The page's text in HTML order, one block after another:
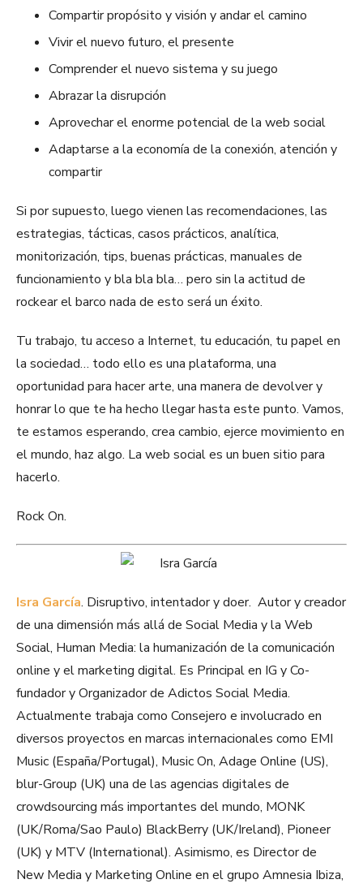
Compartir propósito y visión y andar el camino
Vivir el nuevo futuro, el presente
Comprender el nuevo sistema y su juego
Abrazar la disrupción
Aprovechar el enorme potencial de la web social
Adaptarse a la economía de la conexión, atención y
compartir
Si por supuesto, luego vienen las recomendaciones, las
estrategias, tácticas, casos prácticos, analítica,
monitorización, tips, buenas prácticas, manuales de
funcionamiento y bla bla bla… pero sin la actitud de
rockear el barco nada de esto será un éxito.
Tu trabajo, tu acceso a Internet, tu educación, tu papel en
la sociedad… todo ello es una plataforma, una
oportunidad para hacer arte, una manera de devolver y
honrar lo que te ha hecho llegar hasta este punto. Vamos,
te estamos esperando, crea cambio, ejerce movimiento en
el mundo, haz algo. La web social es un buen sitio para
hacerlo.
Rock On.
Isra García. Disruptivo, intentador y doer. Autor y creador
de una dimensión más allá de Social Media y la Web
Social, Human Media: la humanización de la comunicación
online y el marketing digital. Es Principal en IG y Co-
fundador y Organizador de Adictos Social Media.
Actualmente trabaja como Consejero e involucrado en
diversos proyectos en marcas internacionales como EMI
Music (España/Portugal), Music On, Adage Online (US),
blur-Group (UK) una de las agencias digitales de
crowdsourcing más importantes del mundo, MONK
(UK/Roma/Sao Paulo) BlackBerry (UK/Ireland), Pioneer
(UK) y MTV (International). Asimismo, es Director de
New Media y Marketing Online en el grupo Amnesia Ibiza,